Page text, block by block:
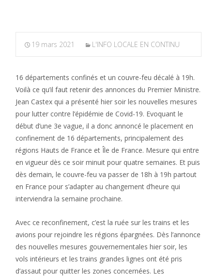
19 mars 2021 L'INFO LOCALE EN CONTINU
16 départements confinés et un couvre-feu décalé à 19h.
Voilà ce qu’il faut retenir des annonces du Premier Ministre.
Jean Castex qui a présenté hier soir les nouvelles mesures
pour lutter contre l’épidémie de Covid-19. Evoquant le
début d’une 3e vague, il a donc annoncé le placement en
confinement de 16 départements, principalement des
régions Hauts de France et Île de France. Mesure qui entre
en vigueur dès ce soir minuit pour quatre semaines. Et puis
dès demain, le couvre-feu va passer de 18h à 19h partout
en France pour s’adapter au changement d’heure qui
interviendra la semaine prochaine.
Avec ce reconfinement, c’est la ruée sur les trains et les
avions pour rejoindre les régions épargnées. Dès l’annonce
des nouvelles mesures gouvernementales hier soir, les
vols intérieurs et les trains grandes lignes ont été pris
d’assaut pour quitter les zones concernées. Les